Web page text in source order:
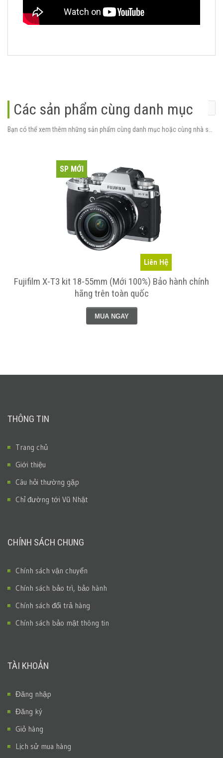
Các sản phẩm cùng danh mục
Bạn có thể xem thêm những sản phẩm cùng danh mục hoặc cùng nhà sản xuất.
Liên Hệ
SP MỚI
Fujifilm X-T3 kit 18-55mm (Mới 100%) Bảo hành chính
hãng trên toàn quốc
MUA NGAY
THÔNG TIN
Trang chủ
Giới thiệu
Câu hỏi thường gặp
Chỉ đường tới Vũ Nhật
CHÍNH SÁCH CHUNG
Chính sách vận chuyển
Chính sách bảo trì, bảo hành
Chính sách đổi trả hàng
Chính sách bảo mật thông tin
TÀI KHOẢN
Đăng nhập
Đăng ký
Giỏ hàng
Lịch sử mua hàng